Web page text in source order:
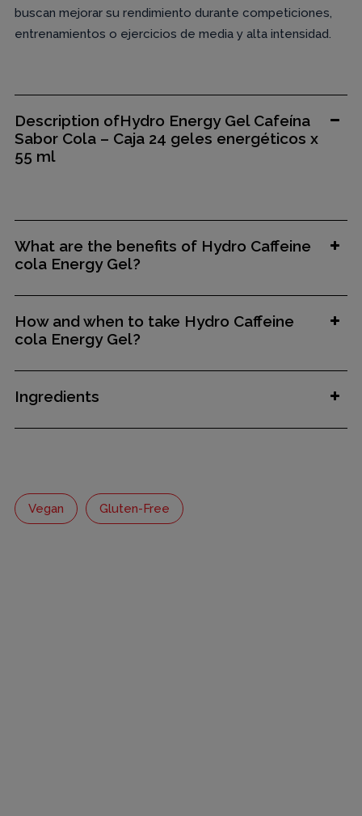
buscan mejorar su rendimiento durante competiciones,
entrenamientos o ejercicios de media y alta intensidad.
Description ofHydro Energy Gel Cafeína
Sabor Cola – Caja 24 geles energéticos x
55 ml
What are the benefits of Hydro Caffeine
cola Energy Gel?
How and when to take Hydro Caffeine
cola Energy Gel?
Ingredients
Vegan Gluten-Free